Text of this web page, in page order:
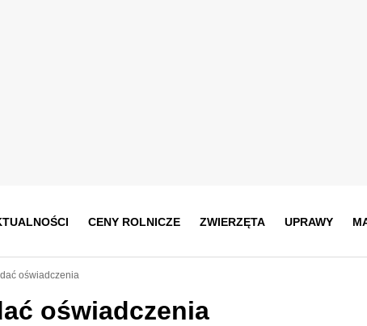
CENY ROLNICZE ZWIERZĘTA UPRAWY
oświadczenia
oświadczenia